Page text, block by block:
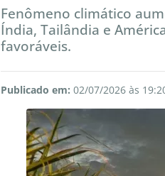
Fenômeno climático
Índia, Tailândia e
favoráveis.
Publicado em: 02/07/2026 às